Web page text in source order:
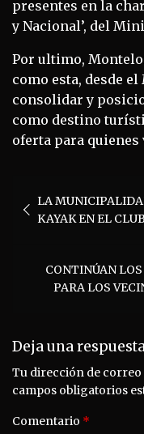
presentes en la
y Nacional’, del
Por ultimo,
como esta, desde
consolidar y
como destino
oferta para
de LA
KAYAK EN EL
CONTINÚAN
PARA LOS
Deja una
Tu dirección de
campos obligatorios
Comentario *